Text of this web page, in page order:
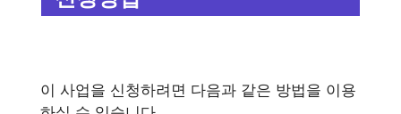
이 사업을 신청하려면 다음과 같은 방법을 이용